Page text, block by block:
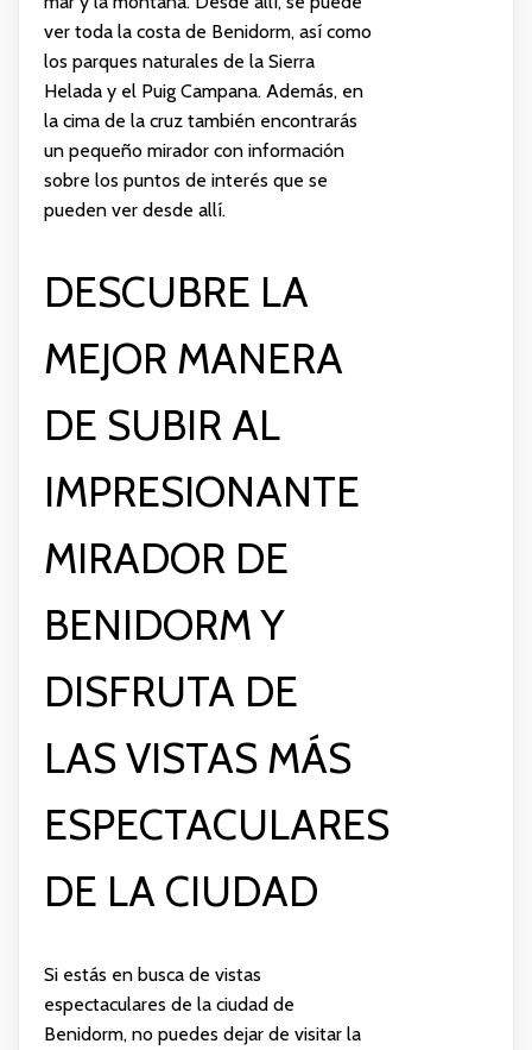
ver toda la costa de Benidorm, así como
los parques naturales de la Sierra
Helada y el Puig Campana. Además, en
la cima de la cruz también encontrarás
un pequeño mirador con información
sobre los puntos de interés que se
pueden ver desde allí.
DESCUBRE LA
MEJOR MANERA
DE SUBIR AL
IMPRESIONANTE
MIRADOR DE
BENIDORM Y
DISFRUTA DE
LAS VISTAS MÁS
ESPECTACULARES
DE LA CIUDAD
Si estás en busca de vistas
espectaculares de la ciudad de
Benidorm, no puedes dejar de visitar la